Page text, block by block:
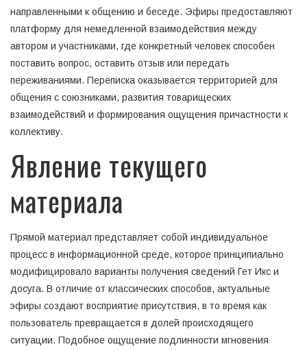
направленными к общению и беседе. Эфиры предоставляют
платформу для немедленной взаимодействия между
автором и участниками, где конкретный человек способен
поставить вопрос, оставить отзыв или передать
переживаниями. Переписка оказывается территорией для
общения с союзниками, развития товарищеских
взаимодействий и формирования ощущения причастности к
коллективу.
Явление текущего
материала
Прямой материал представляет собой индивидуальное
процесс в информационной среде, которое принципиально
модифицировало варианты получения сведений Гет Икс и
досуга. В отличие от классических способов, актуальные
эфиры создают восприятие присутствия, в то время как
пользователь превращается в долей происходящего
ситуации. Подобное ощущение подлинности мгновения